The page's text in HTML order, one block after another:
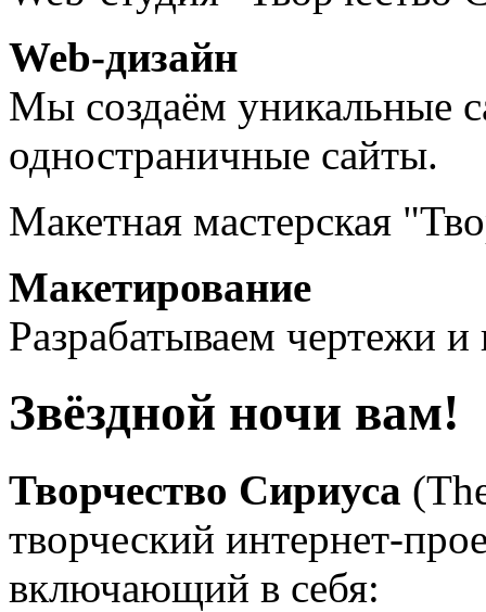
Web-дизайн
Мы создаём уникальные
одностраничные сайты.
Макетная мастерская
Макетирование
Разрабатываем чертежи
Звёздной ночи вам!
Творчество Сириуса
творческий интернет-
включающий в себя: